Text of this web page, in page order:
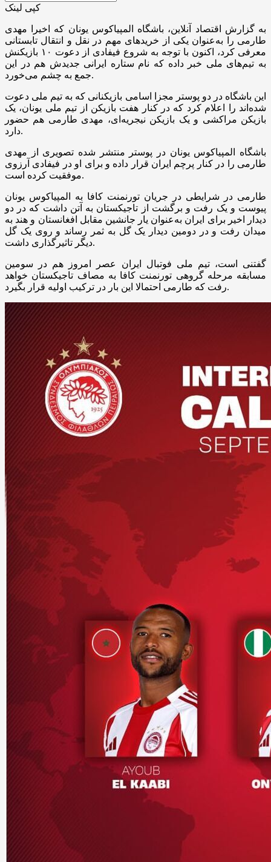
کپی لینک
به گزارش اقتصاد آنلاین، باشگاه المپیاکوس یونان که اخیرا مهدی
طارمی را به‌عنوان یکی از خریدهای مهم در نقل و انتقال تابستانی
معرفی کرد، اکنون با توجه به شروع فیفادی از دعوت ۱۰ بازیکنش
به تیم‌های ملی خبر داده که نام ستاره ایرانی جدیدش هم در این
جمع به چشم می‌خورد.
این باشگاه در دو پوستر مجزا اسامی بازیکنانی که به تیم ملی دعوت
شده‌اند را اعلام کرد که در کنار هفت بازیکن از تیم ملی یونان، یک
بازیکن مراکشی و یک بازیکن نیجریه‌ای، مهدی طارمی هم حضور
دارد.
باشگاه المپیاکوس یونان در پوستر منتشر شده تصویری از مهدی
طارمی را در کنار پرچم ایران قرار داده و برای او در فیفادی آرزوی
موفقیت کرده است.
طارمی در شرایطی در جریان تورنمنت کافا به المپیاکوس یونان
پیوست و یک رفت و برگشت از تاجیکستان به آتن داشت که در دو
دیدار اخیر برای ایران به‌عنوان یار جانشین مقابل افغانستان و هند به
میدان رفت و در دومین دیدار یک گل به ثمر رساند و روی یک گل
دیگر تاثیرگذاری داشت.
گفتنی است، تیم ملی فوتبال ایران عصر امروز هم در سومین
مسابقه مرحله گروهی تورنمنت کافا به مصاف تاجیکستان خواهد
رفت که طارمی احتمالا این بار در ترکیب اولیه قرار بگیرد.